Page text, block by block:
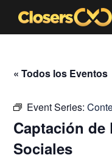
« Todos los Eventos
Event Series:
Captación de
Sociales